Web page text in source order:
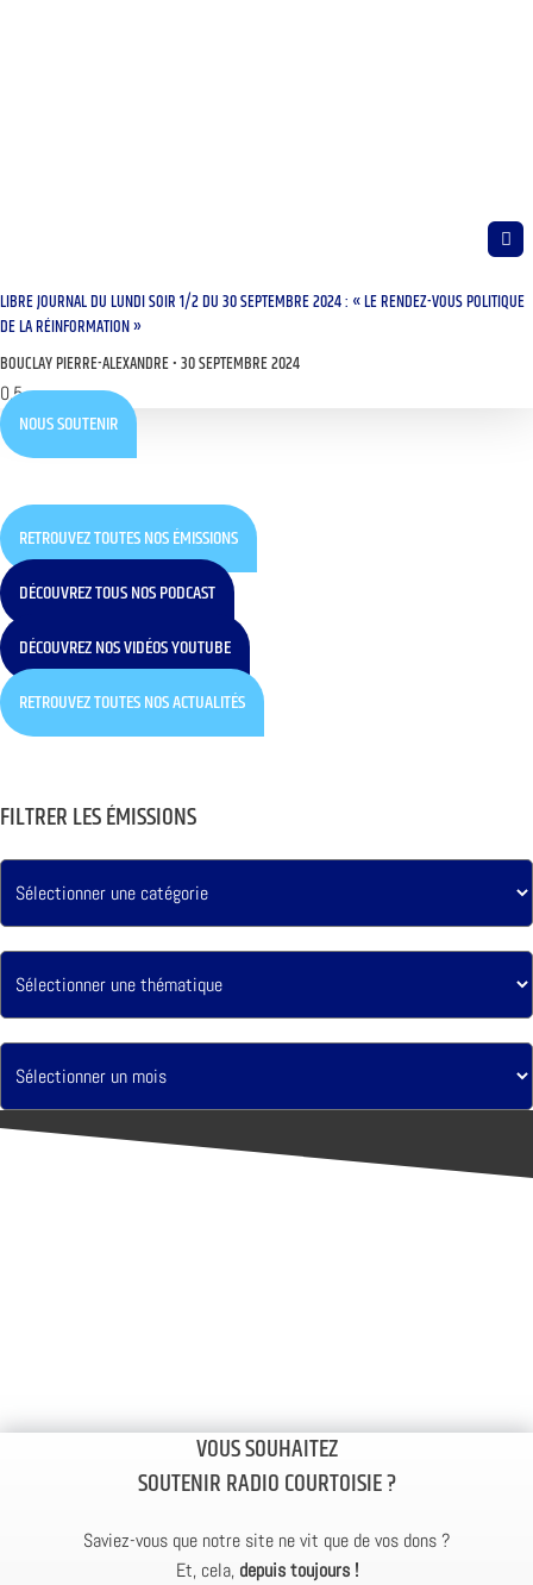
LIBRE JOURNAL DU LUNDI SOIR 1/2 DU 30 SEPTEMBRE 2024 : « LE RENDEZ-VOUS POLITIQUE
DE LA RÉINFORMATION »
BOUCLAY PIERRE-ALEXANDRE 30 SEPTEMBRE 2024
NOUS SOUTENIR
RETROUVEZ TOUTES NOS ÉMISSIONS
DÉCOUVREZ TOUS NOS PODCAST
DÉCOUVREZ NOS VIDÉOS YOUTUBE
RETROUVEZ TOUTES NOS ACTUALITÉS
FILTRER LES ÉMISSIONS
VOUS SOUHAITEZ
SOUTENIR RADIO COURTOISIE ?
Saviez-vous que notre site ne vit que de vos dons ?
Et, cela, depuis toujours !